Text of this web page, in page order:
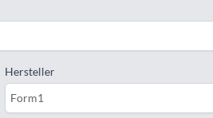
Hersteller
Form1